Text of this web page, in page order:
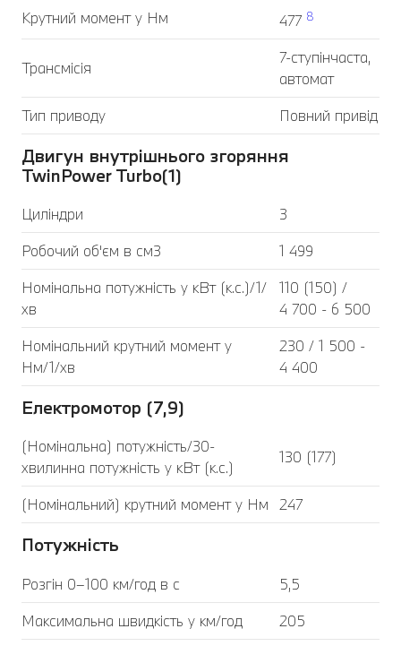
Крутний момент у Нм 477 8
Трансмісія
7-ступінчаста,
автомат
Тип приводу
Повний привід
Двигун внутрішнього згоряння
TwinPower Turbo(1)
Циліндри
3
Робочий об'єм в см3
1 499
Номінальна потужність у кВт (к.с.)/1/
хв
110 (150) /
4 700 - 6 500
Номінальний крутний момент у
Нм/1/хв
230 / 1 500 -
4 400
Електромотор (7,9)
(Номінальна) потужність/30-
хвилинна потужність у кВт (к.с.)
130 (177)
(Номінальний) крутний момент у Нм 247
Потужність
Розгін 0–100 км/год в с
5,5
Максимальна швидкість у км/год
205